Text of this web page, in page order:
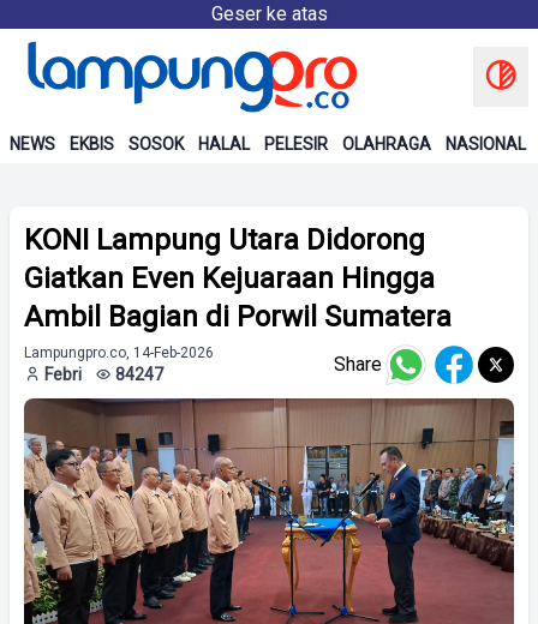
Geser ke atas
NEWS EKBIS SOSOK HALAL PELESIR OLAHRAGA NASIONAL
KONI Lampung Utara Didorong
Giatkan Even Kejuaraan Hingga
Ambil Bagian di Porwil Sumatera
Lampungpro.co, 14-Feb-2026
Febri 84247 Share